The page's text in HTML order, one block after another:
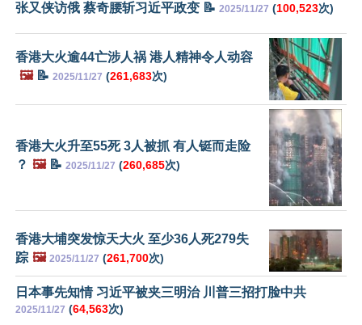
张又侠访俄 蔡奇腰斩习近平政变 📝 2025/11/27 (100,523次)
香港大火逾44亡涉人祸 港人精神令人动容
🖼️📝 2025/11/27 (261,683次)
香港大火升至55死 3人被抓 有人铤而走险
？ 🖼️📝 2025/11/27 (260,685次)
香港大埔突发惊天大火 至少36人死279失
踪 🖼️ 2025/11/27 (261,700次)
日本事先知情 习近平被夹三明治 川普三招打脸中共
2025/11/27 (64,563次)